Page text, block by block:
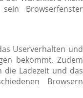
Browserfenster
Userverhalten und
bekommt. Zudem
die Ladezeit und das
Browsern